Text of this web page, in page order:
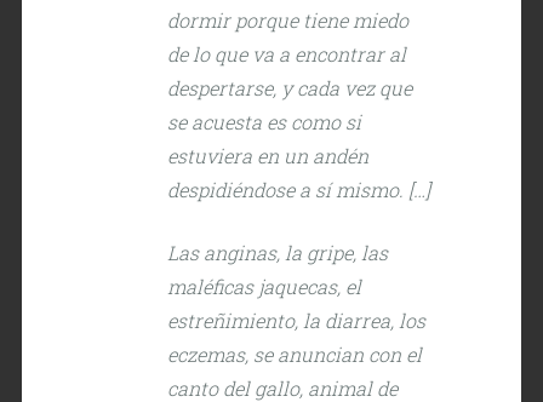
dormir porque tiene miedo
de lo que va a encontrar al
despertarse, y cada vez que
se acuesta es como si
estuviera en un andén
despidiéndose a sí mismo. […]
Las anginas, la gripe, las
maléficas jaquecas, el
estreñimiento, la diarrea, los
eczemas, se anuncian con el
canto del gallo, animal de